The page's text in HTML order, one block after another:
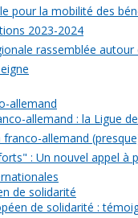
pour la mobilité des
2023-2024
rassemblée
allemand
allemand : la Ligue de
allemand
: Un nouvel appel à
de solidarité
de solidarité :